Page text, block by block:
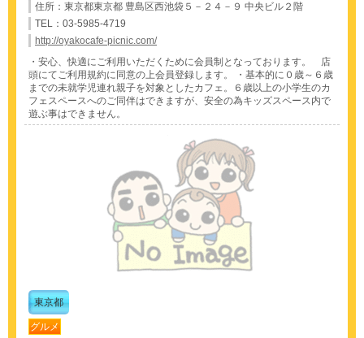
住所：東京都東京都 豊島区西池袋５－２４－９ 中央ビル２階
TEL：03-5985-4719
http://oyakocafe-picnic.com/
・安心、快適にご利用いただくために会員制となっております。 店
頭にてご利用規約に同意の上会員登録します。 ・基本的に０歳～６歳
までの未就学児連れ親子を対象としたカフェ。６歳以上の小学生のカ
フェスペースへのご同伴はできますが、安全の為キッズスペース内で
遊ぶ事はできません。
東京都
グルメ